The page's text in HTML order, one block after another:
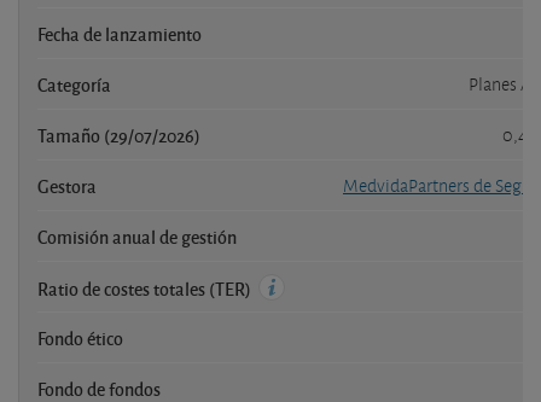
Fecha de lanzamiento
Categoría Planes
Tamaño (29/07/2026)
Gestora MedvidaPartners de
Comisión anual de gestión
Ratio de costes totales (TER)
Fondo ético
Fondo de fondos